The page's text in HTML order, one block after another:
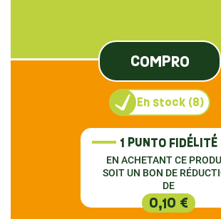
1 PUNTO FIDÉLITÉ
EN ACHETANT CE
SOIT UN BON DE
DE
0,10 €
COMPRO
En stock (8)